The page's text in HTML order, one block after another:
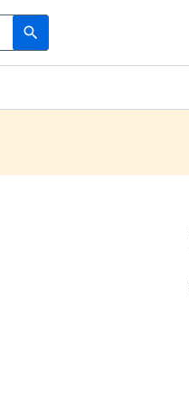
search
Search